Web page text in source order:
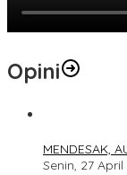
Opini
MENDESAK,
Senin, 27